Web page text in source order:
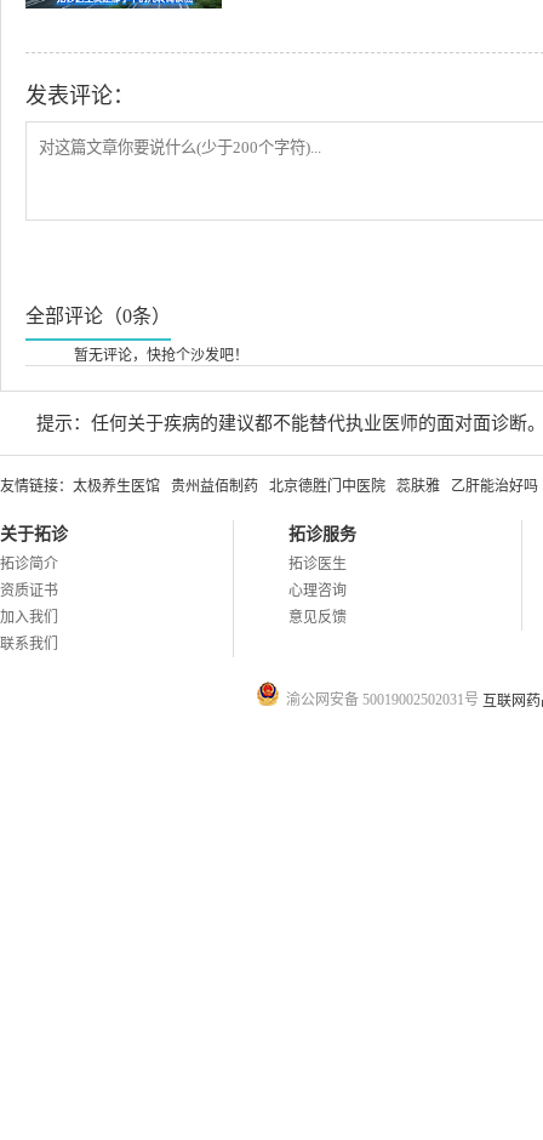
发表评论：
全部评论（0条）
暂无评论，快抢个沙发吧！
提示：任何关于疾病的建议都不能替代执业医师的面对面诊断
友情链接： 太极养生医馆 贵州益佰制药 北京德胜门中医院 蕊肤雅 乙肝能治好吗
关于拓诊
拓诊简介
资质证书
加入我们
联系我们
拓诊服务
拓诊医生
心理咨询
意见反馈
渝公网安备 50019002502031号 互联网